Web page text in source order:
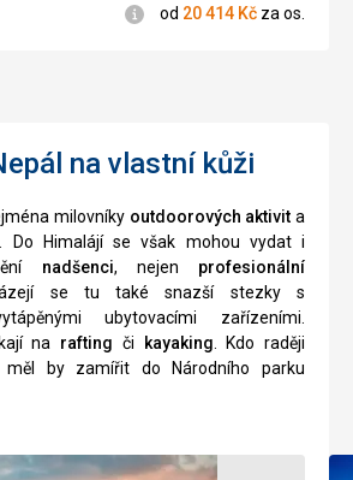
Informace
od 20 414 Kč za os.
na vlastní kůži
milovníky outdoorových aktivit a
Do Himalájí se však mohou vydat i
nadšenci, nejen profesionální
se tu také snazší stezky s
ubytovacími zařízeními.
na rafting či kayaking. Kdo raději
měl by zamířit do Národního parku